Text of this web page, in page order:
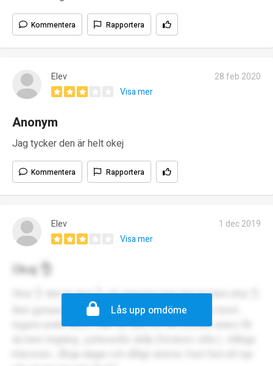
Kommentera Rapportera
Elev
28 feb 2020
Visa mer
Anonym
Jag tycker den är helt okej
Kommentera Rapportera
Elev
1 dec 2019
Visa mer
Okej 👌
Okej 👌 den är okej 👌 vill säga bra men den är bara okej 👌
liten gympasal ,trånga korridorer, sönderkladade bord ,
tugumi under ALLT, man får bara va i sin korridor anars får
Lås upp omdöme